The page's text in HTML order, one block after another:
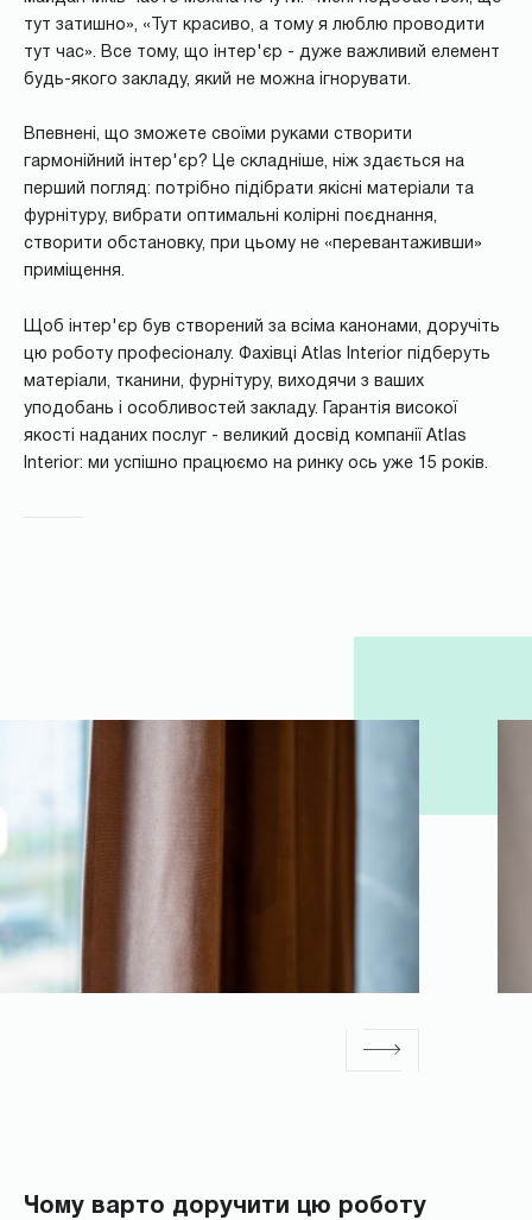
тут затишно», «Тут красиво, а тому я люблю проводити
тут час». Все тому, що інтер'єр - дуже важливий елемент
будь-якого закладу, який не можна ігнорувати.
Впевнені, що зможете своїми руками створити
гармонійний інтер'єр? Це складніше, ніж здається на
перший погляд: потрібно підібрати якісні матеріали та
фурнітуру, вибрати оптимальні колірні поєднання,
створити обстановку, при цьому не «перевантаживши»
приміщення.
Щоб інтер'єр був створений за всіма канонами, доручіть
цю роботу професіоналу. Фахівці Atlas Interior підберуть
матеріали, тканини, фурнітуру, виходячи з ваших
уподобань і особливостей закладу. Гарантія високої
якості наданих послуг - великий досвід компанії Atlas
Interior: ми успішно працюємо на ринку ось уже 15 років.
Чому варто доручити цю роботу